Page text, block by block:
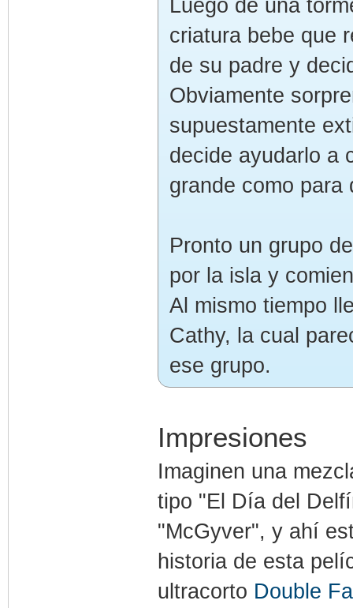
Luego de una
criatura bebe que
de su padre y
Obviamente
supuestamente
decide ayudarlo a
grande como para
Pronto un grupo
por la isla y
Al mismo tiempo
Cathy, la cual
ese grupo.
Impresiones
Imaginen una
tipo "El Día del
"McGyver", y ahí
historia de esta
ultracorto Double